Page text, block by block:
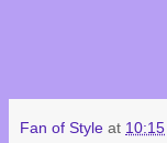
Fan of Style at 10:15